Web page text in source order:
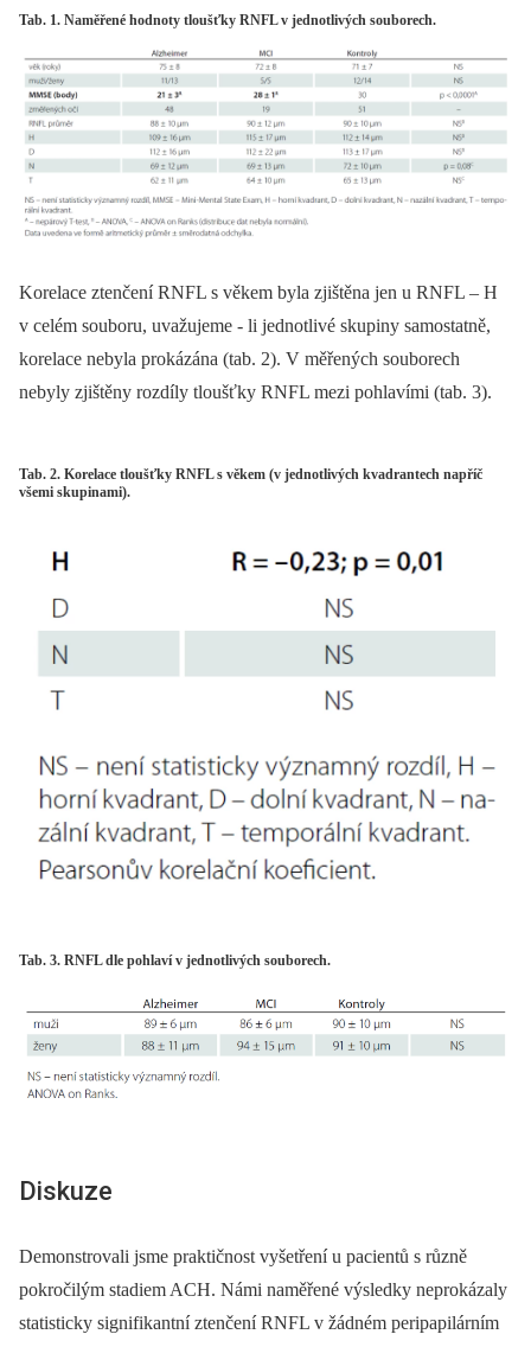
Tab. 1. Naměřené hodnoty tloušťky RNFL v jednotlivých souborech.
Korelace ztenčení RNFL s věkem byla zjištěna jen u RNFL –⁠ H
v celém souboru, uvažujeme -⁠ li jednotlivé skupiny samostatně,
korelace nebyla prokázána (tab. 2). V měřených souborech
nebyly zjištěny rozdíly tloušťky RNFL mezi pohlavími (tab. 3).
Tab. 2. Korelace tloušťky RNFL s věkem (v jednotlivých kvadrantech napříč
všemi skupinami).
Tab. 3. RNFL dle pohlaví v jednotlivých souborech.
Diskuze
Demonstrovali jsme praktičnost vyšetření u pacientů s různě
pokročilým stadiem ACH. Námi naměřené výsledky neprokázaly
statisticky signifikantní ztenčení RNFL v žádném peripapilárním